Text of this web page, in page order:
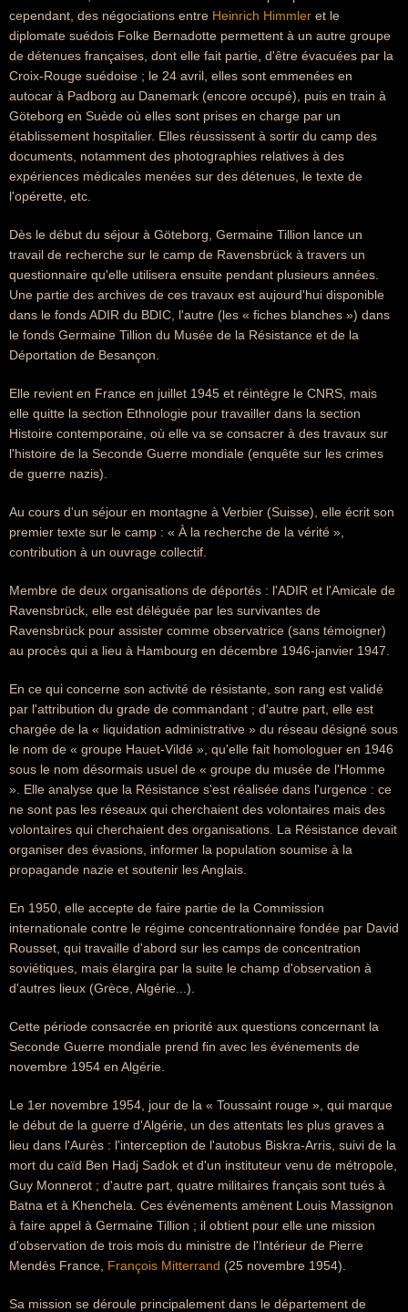
cependant, des négociations entre Heinrich Himmler et le
diplomate suédois Folke Bernadotte permettent à un autre groupe
de détenues françaises, dont elle fait partie, d'être évacuées par la
Croix-Rouge suédoise ; le 24 avril, elles sont emmenées en
autocar à Padborg au Danemark (encore occupé), puis en train à
Göteborg en Suède où elles sont prises en charge par un
établissement hospitalier. Elles réussissent à sortir du camp des
documents, notamment des photographies relatives à des
expériences médicales menées sur des détenues, le texte de
l'opérette, etc.
Dès le début du séjour à Göteborg, Germaine Tillion lance un
travail de recherche sur le camp de Ravensbrück à travers un
questionnaire qu'elle utilisera ensuite pendant plusieurs années.
Une partie des archives de ces travaux est aujourd'hui disponible
dans le fonds ADIR du BDIC, l'autre (les « fiches blanches ») dans
le fonds Germaine Tillion du Musée de la Résistance et de la
Déportation de Besançon.
Elle revient en France en juillet 1945 et réintègre le CNRS, mais
elle quitte la section Ethnologie pour travailler dans la section
Histoire contemporaine, où elle va se consacrer à des travaux sur
l'histoire de la Seconde Guerre mondiale (enquête sur les crimes
de guerre nazis).
Au cours d'un séjour en montagne à Verbier (Suisse), elle écrit son
premier texte sur le camp : « À la recherche de la vérité »,
contribution à un ouvrage collectif.
Membre de deux organisations de déportés : l'ADIR et l'Amicale de
Ravensbrück, elle est déléguée par les survivantes de
Ravensbrück pour assister comme observatrice (sans témoigner)
au procès qui a lieu à Hambourg en décembre 1946-janvier 1947.
En ce qui concerne son activité de résistante, son rang est validé
par l'attribution du grade de commandant ; d'autre part, elle est
chargée de la « liquidation administrative » du réseau désigné sous
le nom de « groupe Hauet-Vildé », qu'elle fait homologuer en 1946
sous le nom désormais usuel de « groupe du musée de l'Homme
». Elle analyse que la Résistance s'est réalisée dans l'urgence : ce
ne sont pas les réseaux qui cherchaient des volontaires mais des
volontaires qui cherchaient des organisations. La Résistance devait
organiser des évasions, informer la population soumise à la
propagande nazie et soutenir les Anglais.
En 1950, elle accepte de faire partie de la Commission
internationale contre le régime concentrationnaire fondée par David
Rousset, qui travaille d'abord sur les camps de concentration
soviétiques, mais élargira par la suite le champ d'observation à
d'autres lieux (Grèce, Algérie...).
Cette période consacrée en priorité aux questions concernant la
Seconde Guerre mondiale prend fin avec les événements de
novembre 1954 en Algérie.
Le 1er novembre 1954, jour de la « Toussaint rouge », qui marque
le début de la guerre d'Algérie, un des attentats les plus graves a
lieu dans l'Aurès : l'interception de l'autobus Biskra-Arris, suivi de la
mort du caïd Ben Hadj Sadok et d'un instituteur venu de métropole,
Guy Monnerot ; d'autre part, quatre militaires français sont tués à
Batna et à Khenchela. Ces événements amènent Louis Massignon
à faire appel à Germaine Tillion ; il obtient pour elle une mission
d'observation de trois mois du ministre de l'Intérieur de Pierre
Mendès France, François Mitterrand (25 novembre 1954).
Sa mission se déroule principalement dans le département de